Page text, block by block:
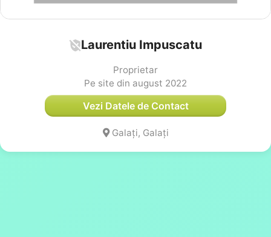
Laurentiu Impuscatu
Proprietar
Pe site din august 2022
Vezi Datele de Contact
Galați, Galați